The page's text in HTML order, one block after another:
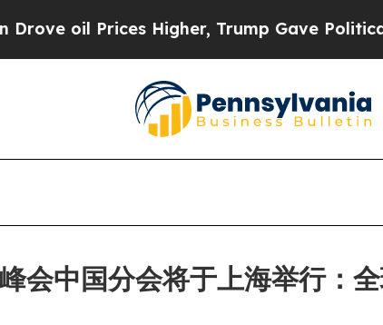
oil Prices Higher, Trump Gave Politically
会中国分会将于上海举行：